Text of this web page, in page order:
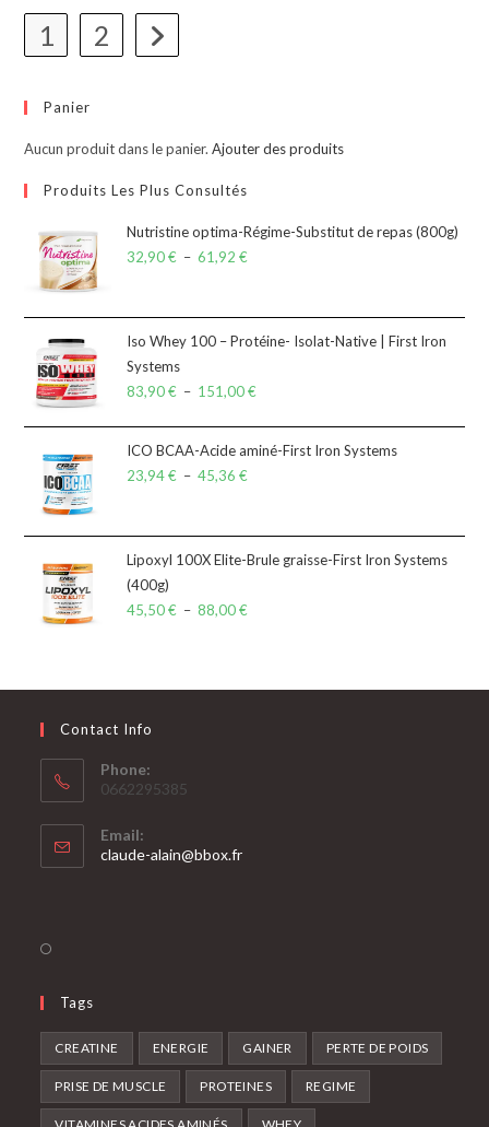
1 2
Panier
Aucun produit dans le panier.Ajouter des produits
Produits Les Plus Consultés
Nutristine optima-Régime-Substitut de repas (800g)
32,90€ – 61,92€
Iso Whey 100 – Protéine- Isolat-Native | First Iron
Systems
83,90€ – 151,00€
ICO BCAA-Acide aminé-First Iron Systems
23,94€ – 45,36€
Lipoxyl 100X Elite-Brule graisse-First Iron Systems
(400g)
45,50€ – 88,00€
Contact Info
Phone:
0662295385
Email:
claude-alain@bbox.fr
Tags
CREATINE ENERGIE GAINER PERTE DE POIDS
PRISE DE MUSCLE PROTEINES REGIME